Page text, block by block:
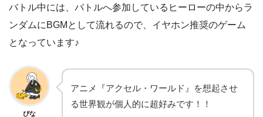
バトル中には、バトルへ参加しているヒーローの中からラ
ンダムにBGMとして流れるので、イヤホン推奨のゲーム
となっています♪
ぴな
アニメ『アクセル・ワールド』を想起させ
る世界観が個人的に超好みです！！